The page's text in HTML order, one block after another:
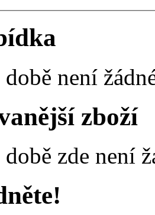
době není
zboží
době zde není